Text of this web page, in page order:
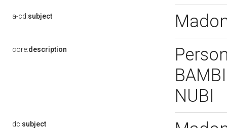
a-cd:subject
core:description
NUBI
dc:subject